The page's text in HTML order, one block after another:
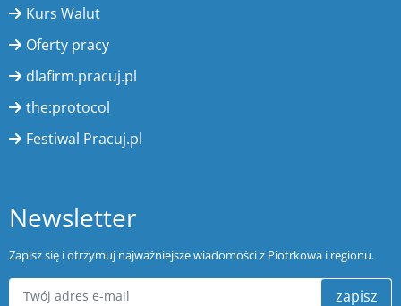
Kurs Walut
Oferty pracy
dlafirm.pracuj.pl
the:protocol
Festiwal Pracuj.pl
Newsletter
Zapisz się i otrzymuj najważniejsze wiadomości z Piotrkowa i regionu.
zapisz